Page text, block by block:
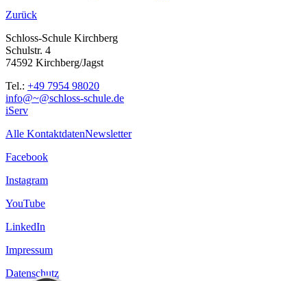
Zurück
Schloss-Schule Kirchberg
Schulstr. 4
74592 Kirchberg/Jagst
Tel.: +49 7954 98020
info@~@schloss-schule.de
iServ
Alle KontaktdatenNewsletter
Facebook
Instagram
YouTube
LinkedIn
Impressum
Datenschutz